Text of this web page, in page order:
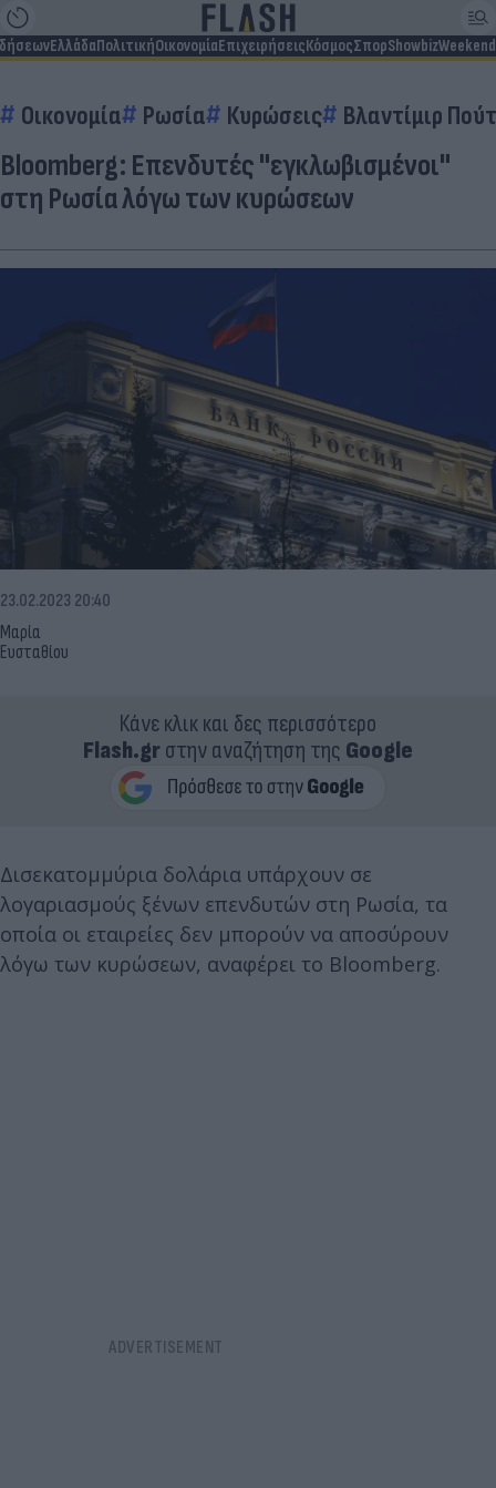
ΕλλάδαΠολιτικήΟικονομίαΕπιχειρήσειςΚόσμοςΣπορShowbizWeekend
Οικονομία Ρωσία Κυρώσεις Βλαντίμιρ
Bloomberg: Επενδυτές "εγκλωβισμένοι"
στη Ρωσία λόγω των κυρώσεων
Μαρία
Ευσταθίου
23.02.2023 20:40
Κάνε κλικ και δες περισσότερο
Flash.grστην αναζήτηση της Google
Δισεκατομμύρια δολάρια υπάρχουν σε
λογαριασμούς ξένων επενδυτών στη Ρωσία, τα
οποία οι εταιρείες δεν μπορούν να αποσύρουν
λόγω των κυρώσεων, αναφέρει το Bloomberg.